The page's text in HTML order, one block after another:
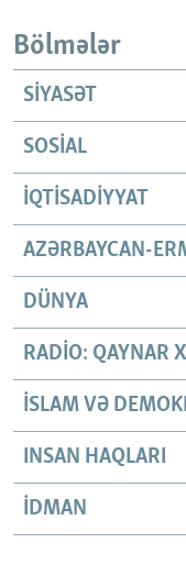
Bölmələr
SIYASƏT
SOSIAL
İQTISADIYYAT
AZƏRBAYCAN-
DÜNYA
RADIO: QAYNAR
İSLAM VƏ
INSAN HAQLARI
İDMAN